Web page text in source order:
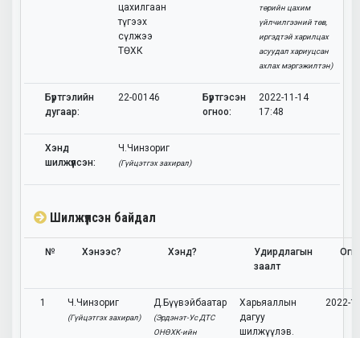
цахилгаан
түгээх
сүлжээ
ТӨХК
төрийн цахим
үйлчилгээний төв,
иргэдтэй харилцах
асуудал хариуцсан
ахлах мэргэжилтэн)
Бүртгэлийн
дугаар:
22-00146
Бүртгэсэн
огноо:
2022-11-14
17:48
Хэнд
шилжүүлсэн:
Ч.Чинзориг
(Гүйцэтгэх захирал)
Шилжүүлсэн байдал
№ Хэнээс? Хэнд?
Удирдлагын
заалт
1 Ч.Чинзориг
(Гүйцэтгэх захирал)
Д.Бүүвэйбаатар
(Эрдэнэт-Ус ДТС
ОНӨХК-ийн
Харьяаллын
дагуу
шилжүүлэв.
2022-